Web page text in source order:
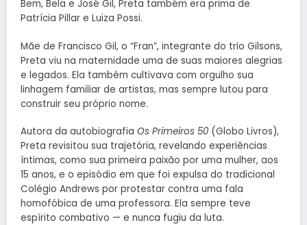
Bem, Bela e José Gil, Preta também era prima de
Patrícia Pillar e Luiza Possi.
Mãe de Francisco Gil, o “Fran”, integrante do trio Gilsons,
Preta viu na maternidade uma de suas maiores alegrias
e legados. Ela também cultivava com orgulho sua
linhagem familiar de artistas, mas sempre lutou para
construir seu próprio nome.
Autora da autobiografia Os Primeiros 50 (Globo Livros),
Preta revisitou sua trajetória, revelando experiências
íntimas, como sua primeira paixão por uma mulher, aos
15 anos, e o episódio em que foi expulsa do tradicional
Colégio Andrews por protestar contra uma fala
homofóbica de uma professora. Ela sempre teve
espírito combativo — e nunca fugiu da luta.